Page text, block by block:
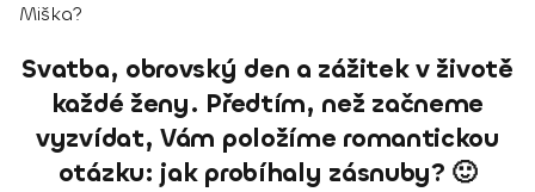
Miška?
Svatba, obrovský den a zážitek v životě
každé ženy. Předtím, než začneme
vyzvídat, Vám položíme romantickou
otázku: jak probíhaly zásnuby? 🙂